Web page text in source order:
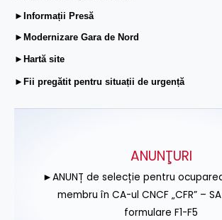
►Informații Presă
►Modernizare Gara de Nord
►Hartă site
►Fii pregătit pentru situații de urgență
ANUNŢURI
►ANUNȚ de selecție pentru
membru în CA-ul CNCF „CFR” –
formulare F1-F5